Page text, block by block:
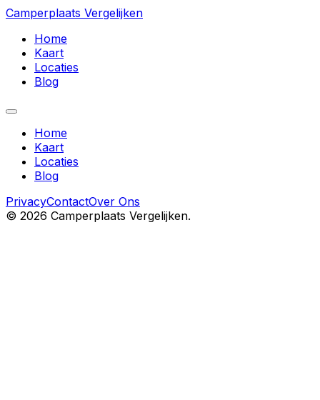
Camperplaats Vergelijken
Home
Kaart
Locaties
Blog
Home
Kaart
Locaties
Blog
PrivacyContactOver Ons
© 2026 Camperplaats Vergelijken.